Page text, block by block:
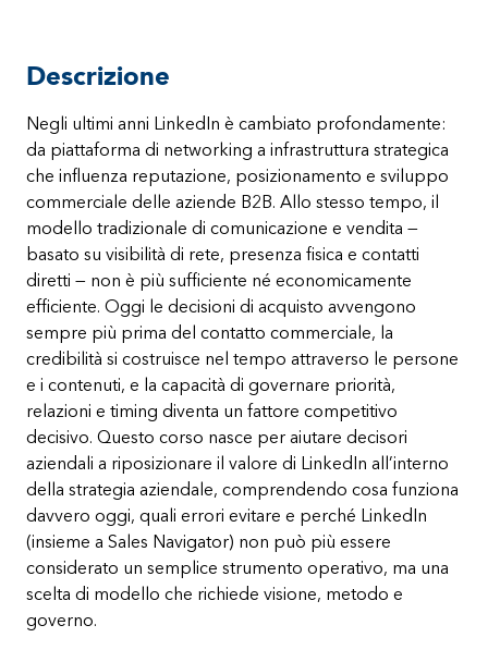
Descrizione
Negli ultimi anni LinkedIn è cambiato profondamente:
da piattaforma di networking a infrastruttura strategica
che influenza reputazione, posizionamento e sviluppo
commerciale delle aziende B2B. Allo stesso tempo, il
modello tradizionale di comunicazione e vendita —
basato su visibilità di rete, presenza fisica e contatti
diretti — non è più sufficiente né economicamente
efficiente. Oggi le decisioni di acquisto avvengono
sempre più prima del contatto commerciale, la
credibilità si costruisce nel tempo attraverso le persone
e i contenuti, e la capacità di governare priorità,
relazioni e timing diventa un fattore competitivo
decisivo. Questo corso nasce per aiutare decisori
aziendali a riposizionare il valore di LinkedIn all’interno
della strategia aziendale, comprendendo cosa funziona
davvero oggi, quali errori evitare e perché LinkedIn
(insieme a Sales Navigator) non può più essere
considerato un semplice strumento operativo, ma una
scelta di modello che richiede visione, metodo e
governo.